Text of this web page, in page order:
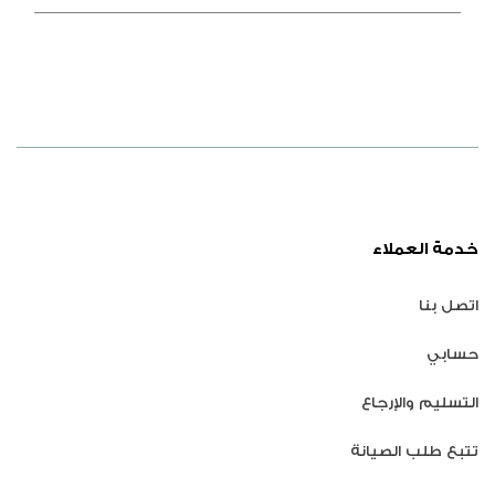
خدمة العملاء
اتصل بنا
حسابي
التسليم والإرجاع
تتبع طلب الصيانة